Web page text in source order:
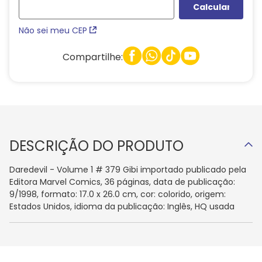
Não sei meu CEP
Compartilhe:
DESCRIÇÃO DO PRODUTO
Daredevil - Volume 1 # 379 Gibi importado publicado pela
Editora Marvel Comics, 36 páginas, data de publicação:
9/1998, formato: 17.0 x 26.0 cm, cor: colorido, origem:
Estados Unidos, idioma da publicação: Inglês, HQ usada